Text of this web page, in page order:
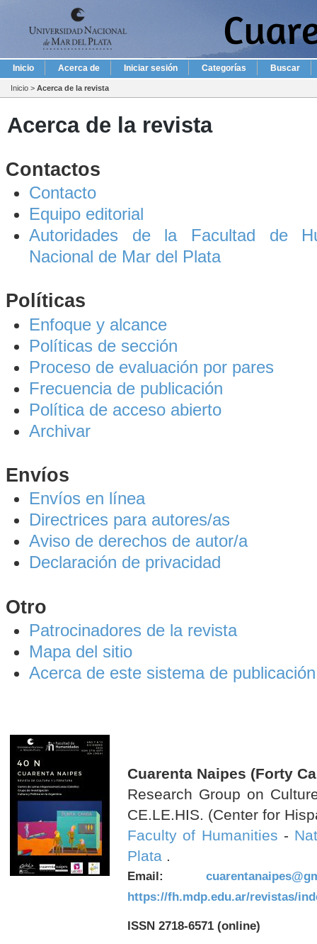
Inicio Acerca de Iniciar sesión Categorías Buscar
Inicio > Acerca de la revista
Acerca de la revista
Contactos
Contacto
Equipo editorial
Autoridades de la Facultad de
Nacional de Mar del Plata
Políticas
Enfoque y alcance
Políticas de sección
Proceso de evaluación por pares
Frecuencia de publicación
Política de acceso abierto
Archivar
Envíos
Envíos en línea
Directrices para autores/as
Aviso de derechos de autor/a
Declaración de privacidad
Otro
Patrocinadores de la revista
Mapa del sitio
Acerca de este sistema de publicación
Cuarenta Naipes (Forty
Research Group on
CE.LE.HIS. (Center for
Faculty of Humanities -
Plata .
Email:
https://fh.mdp.edu.ar/revistas/
ISSN 2718-6571 (online)